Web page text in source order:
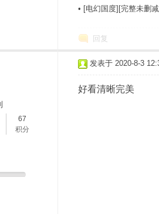
• [电幻国度][完整未删
回复
67
积分
发表于 2020-8-3
好看清晰完美